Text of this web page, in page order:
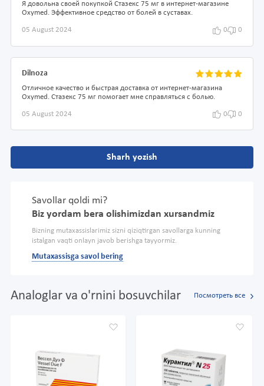
Я довольна своей покупкой Стазекс 75 мг в интернет-магазине
Oxymed. Эффективное средство от болей в суставах.
05 August 2024 0 0
Dilnoza
Отличное качество и быстрая доставка от интернет-магазина
Oxymed. Стазекс 75 мг помогает мне справляться с болью.
05 August 2024 0 0
Sharh yozish
Savollar qoldi mi?
Biz yordam bera olishimizdan xursandmiz
Bizning mutaxassislarimiz sizni qiziqtirgan savollarga kunning
istalgan vaqti onlayn javob berishga tayyormiz.
Mutaxassisga savol bering
Analoglar va o'rnini bosuvchilar Посмотреть все